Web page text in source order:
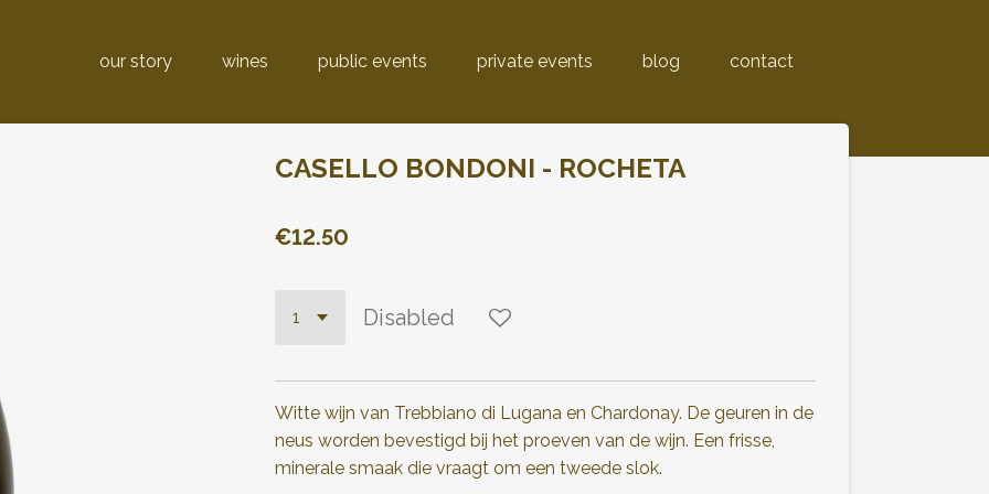
our story wines public events private events blog contact
CASELLO BONDONI - ROCHETA
€12.50
Disabled
Witte wijn van Trebbiano di Lugana en Chardonay. De geuren in de
neus worden bevestigd bij het proeven van de wijn. Een frisse,
minerale smaak die vraagt om een tweede slok.